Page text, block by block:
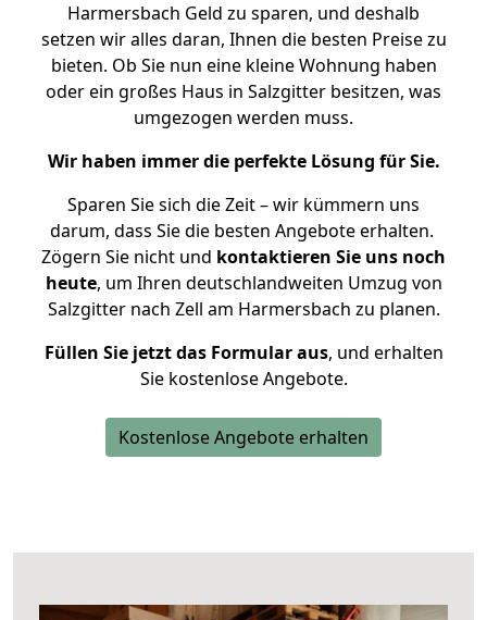
Harmersbach Geld zu sparen, und deshalb
setzen wir alles daran, Ihnen die besten Preise zu
bieten. Ob Sie nun eine kleine Wohnung haben
oder ein großes Haus in Salzgitter besitzen, was
umgezogen werden muss.
Wir haben immer die perfekte Lösung für Sie.
Sparen Sie sich die Zeit – wir kümmern uns
darum, dass Sie die besten Angebote erhalten.
Zögern Sie nicht und kontaktieren Sie uns noch
heute, um Ihren deutschlandweiten Umzug von
Salzgitter nach Zell am Harmersbach zu planen.
Füllen Sie jetzt das Formular aus, und erhalten
Sie kostenlose Angebote.
Kostenlose Angebote erhalten